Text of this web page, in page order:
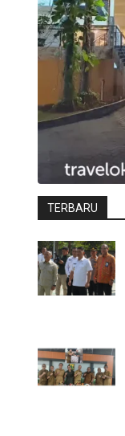
TERBARU